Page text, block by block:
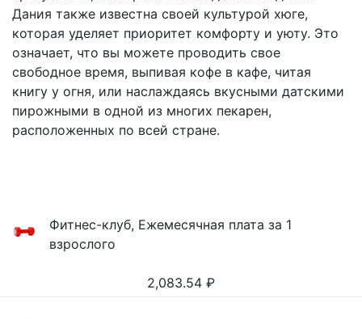
Дания также известна своей культурой хюге,
которая уделяет приоритет комфорту и уюту. Это
означает, что вы можете проводить свое
свободное время, выпивая кофе в кафе, читая
книгу у огня, или наслаждаясь вкусными датскими
пирожными в одной из многих пекарен,
расположенных по всей стране.
Фитнес-клуб, Ежемесячная плата за 1
взрослого
2,083.54 ₽